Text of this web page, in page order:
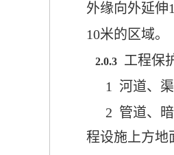
外缘向外延伸
10米的区域。
2.0.3
工程保
1 河道、
2 管道、
程设施上方地